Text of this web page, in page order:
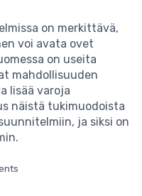
on merkittävä,
voi avata ovet
on useita
mahdollisuuden
lisää varoja
näistä tukimuodoista
ja siksi on